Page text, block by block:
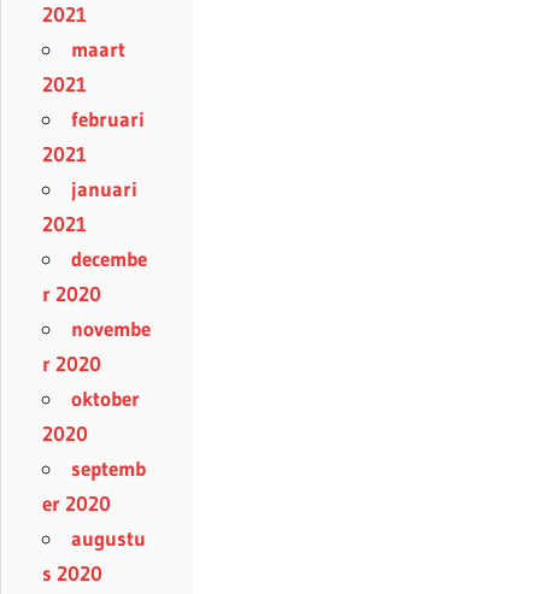
2021
maart
2021
februari
2021
januari
2021
decembe
r 2020
novembe
r 2020
oktober
2020
septemb
er 2020
augustu
s 2020